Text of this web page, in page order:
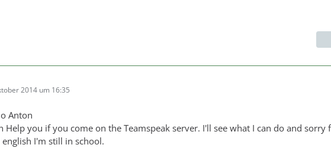
2014 um 16:35
Anton
Help you if you come on the Teamspeak server. I'll see what I can do and sorry
english I'm still in school.